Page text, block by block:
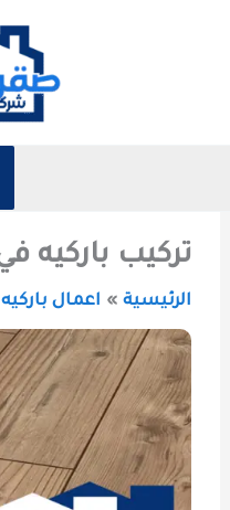
تركيب باركيه
الرئيسية اعمال باركيه